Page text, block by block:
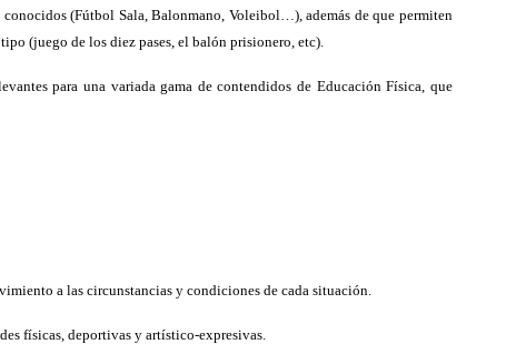
(Fútbol Sala, Balonmano, Voleibol…), además de que permiten
(juego de los diez pases, el balón prisionero, etc).
para una variada gama de contendidos de Educación Física, que
a las circunstancias y condiciones de cada situación.
físicas, deportivas y artístico-expresivas.